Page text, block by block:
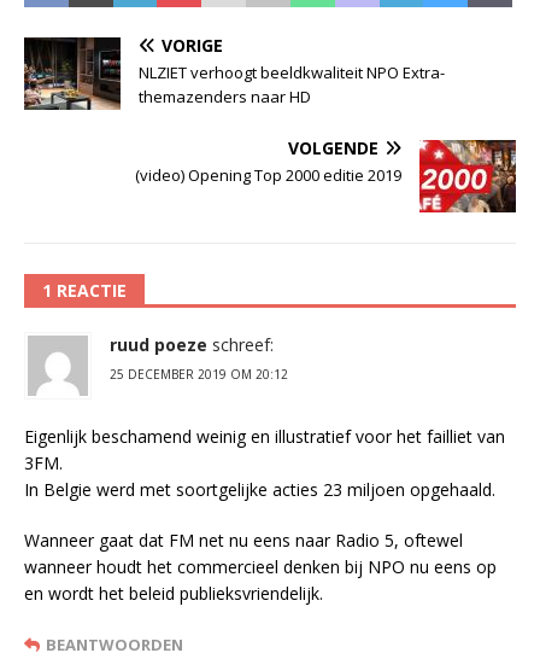
VORIGE
NLZIET verhoogt beeldkwaliteit NPO Extra-
themazenders naar HD
VOLGENDE
(video) Opening Top 2000 editie 2019
1 REACTIE
ruud poeze schreef:
25 DECEMBER 2019 OM 20:12
Eigenlijk beschamend weinig en illustratief voor het failliet van
3FM.
In Belgie werd met soortgelijke acties 23 miljoen opgehaald.
Wanneer gaat dat FM net nu eens naar Radio 5, oftewel
wanneer houdt het commercieel denken bij NPO nu eens op
en wordt het beleid publieksvriendelijk.
BEANTWOORDEN